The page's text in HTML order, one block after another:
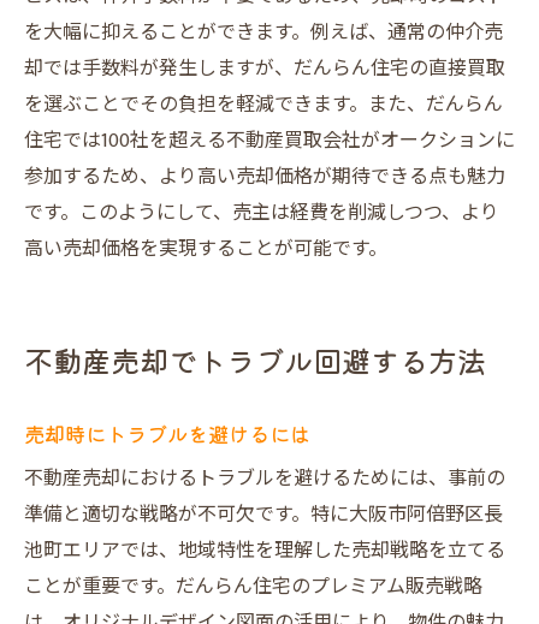
を大幅に抑えることができます。例えば、通常の仲介売
却では手数料が発生しますが、だんらん住宅の直接買取
を選ぶことでその負担を軽減できます。また、だんらん
住宅では100社を超える不動産買取会社がオークションに
参加するため、より高い売却価格が期待できる点も魅力
です。このようにして、売主は経費を削減しつつ、より
高い売却価格を実現することが可能です。
不動産売却でトラブル回避する方法
売却時にトラブルを避けるには
不動産売却におけるトラブルを避けるためには、事前の
準備と適切な戦略が不可欠です。特に大阪市阿倍野区長
池町エリアでは、地域特性を理解した売却戦略を立てる
ことが重要です。だんらん住宅のプレミアム販売戦略